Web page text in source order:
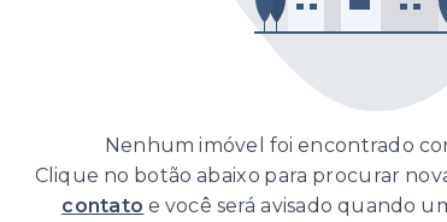
Nenhum imóvel foi encontrado
Clique no botão abaixo para procurar
contato e você será avisado quando